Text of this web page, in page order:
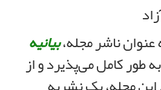
ناشر مجله،بیانیه
طور کامل می‌پذیرد و از